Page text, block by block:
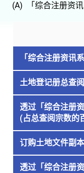
(A) 「综合注册资
「综合注册资讯
土地登记册总查
透过「综合注册
(占总查阅宗数的
订购土地文件副
透过「综合注册